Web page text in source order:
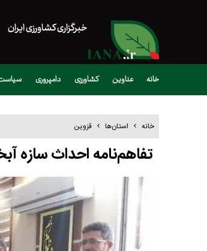
خبرگزاری کشاورزی ایران
خانه عناوین کشاورزی دامپروری
خانه استان‌ها قزوین
تفاهم‌نامه احداث سازه